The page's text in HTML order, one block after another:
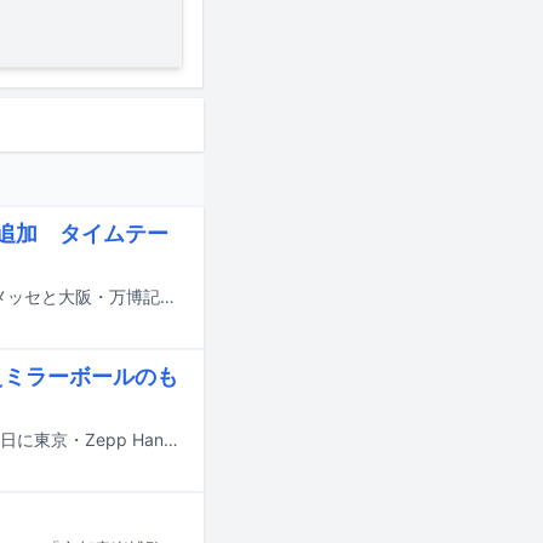
加 タイムテー
8月14日から16日までの3日間にわたり、千葉・ZOZOマリンスタジアム＆幕張メッセと大阪・万博記念公園で行われる音楽フェスティバル「SUMMER SONIC 2026」の追加出演アーティストが発表された。
ラーボールのも
Suchmosの対バンツアー「Suchmos The Blow Your Mind TOUR 2026」が7月2日に東京・Zepp Haneda（TOKYO）にてファイナルを迎えた。この記事では、Fujii Kazeをゲストに迎えた7月1、2日公演のうち1日目の模様をレポートする。